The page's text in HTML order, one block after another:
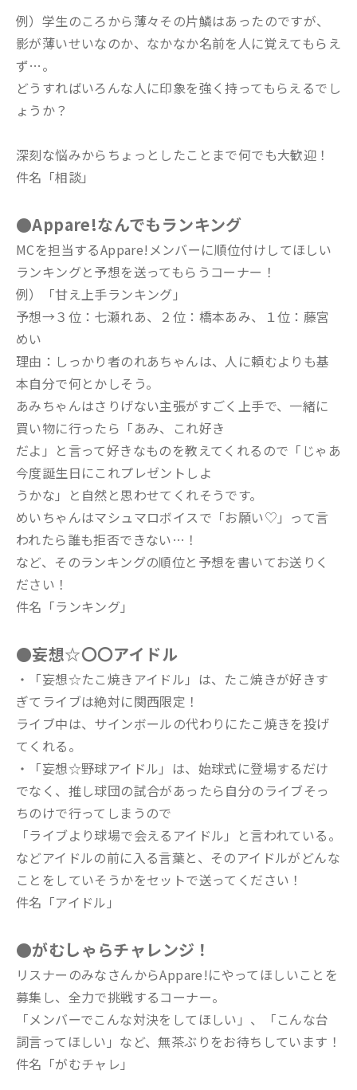
例）学生のころから薄々その片鱗はあったのですが、
影が薄いせいなのか、なかなか名前を人に覚えてもらえ
ず…。
どうすればいろんな人に印象を強く持ってもらえるでし
ょうか？
深刻な悩みからちょっとしたことまで何でも大歓迎！
件名「相談」
●Appare!なんでもランキング
MCを担当するAppare!メンバーに順位付けしてほしい
ランキングと予想を送ってもらうコーナー！
例）「甘え上手ランキング」
予想→３位：七瀬れあ、２位：橋本あみ、１位：藤宮
めい
理由：しっかり者のれあちゃんは、人に頼むよりも基
本自分で何とかしそう。
あみちゃんはさりげない主張がすごく上手で、一緒に
買い物に行ったら「あみ、これ好き
だよ」と言って好きなものを教えてくれるので「じゃあ
今度誕生日にこれプレゼントしよ
うかな」と自然と思わせてくれそうです。
めいちゃんはマシュマロボイスで「お願い♡」って言
われたら誰も拒否できない…！
など、そのランキングの順位と予想を書いてお送りく
ださい！
件名「ランキング」
●妄想☆〇〇アイドル
・「妄想☆たこ焼きアイドル」は、たこ焼きが好きす
ぎてライブは絶対に関西限定！
ライブ中は、サインボールの代わりにたこ焼きを投げ
てくれる。
・「妄想☆野球アイドル」は、始球式に登場するだけ
でなく、推し球団の試合があったら自分のライブそっ
ちのけで行ってしまうので
「ライブより球場で会えるアイドル」と言われている。
などアイドルの前に入る言葉と、そのアイドルがどんな
ことをしていそうかをセットで送ってください！
件名「アイドル」
●がむしゃらチャレンジ！
リスナーのみなさんからAppare!にやってほしいことを
募集し、全力で挑戦するコーナー。
「メンバーでこんな対決をしてほしい」、「こんな台
詞言ってほしい」など、無茶ぶりをお待ちしています！
件名「がむチャレ」